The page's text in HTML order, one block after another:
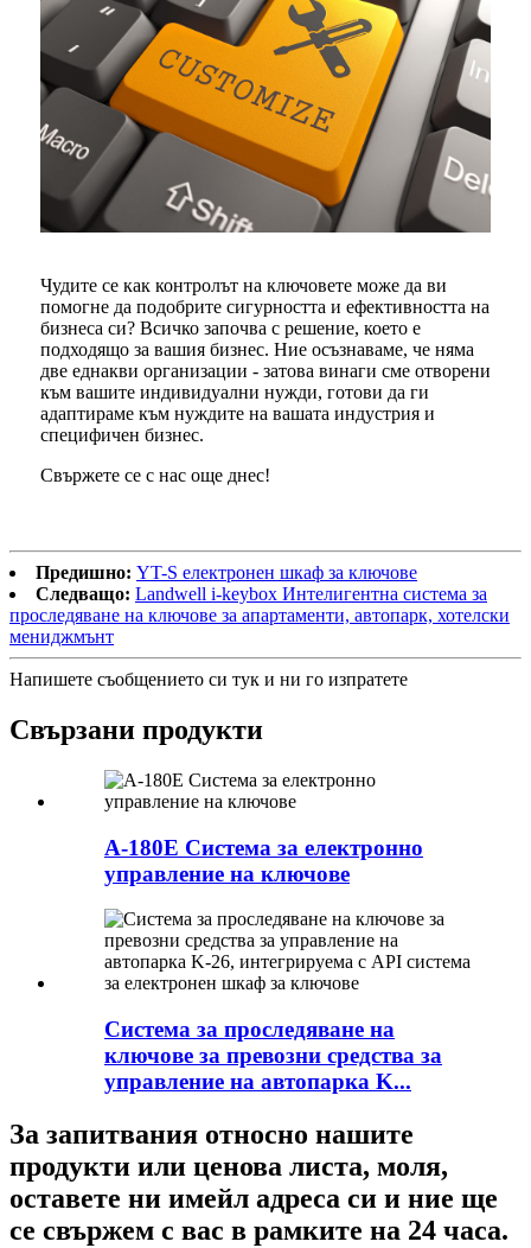
Чудите се как контролът на ключовете може да ви
помогне да подобрите сигурността и ефективността на
бизнеса си? Всичко започва с решение, което е
подходящо за вашия бизнес. Ние осъзнаваме, че няма
две еднакви организации - затова винаги сме отворени
към вашите индивидуални нужди, готови да ги
адаптираме към нуждите на вашата индустрия и
специфичен бизнес.
Свържете се с нас още днес!
Предишно: YT-S електронен шкаф за ключове
Следващо: Landwell i-keybox Интелигентна система за
проследяване на ключове за апартаменти, автопарк, хотелски
мениджмънт
Напишете съобщението си тук и ни го изпратете
Свързани продукти
A-180E Система за електронно
управление на ключове
Система за проследяване на
ключове за превозни средства за
управление на автопарка K...
За запитвания относно нашите
продукти или ценова листа, моля,
оставете ни имейл адреса си и ние ще
се свържем с вас в рамките на 24 часа.